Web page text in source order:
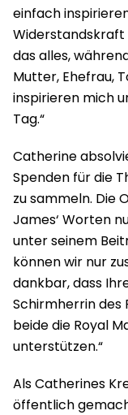
einfach
Widerstandskraft
das alles,
Mutter, Ehefrau,
inspirieren mich
Tag.“
Catherine
Spenden für die
zu sammeln. Die
James‘ Worten
unter seinem
können wir nur
dankbar, dass
Schirmherrin des
beide die Royal
unterstützen.“
Als Catherines
öffentlich